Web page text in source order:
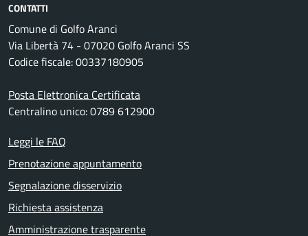
CONTATTI
Comune di Golfo Aranci
Via Libertà 74 - 07020 Golfo Aranci SS
Codice fiscale: 00337180905
Posta Elettronica Certificata
Centralino unico: 0789 612900
Leggi le FAQ
Prenotazione appuntamento
Segnalazione disservizio
Richiesta assistenza
Amministrazione trasparente